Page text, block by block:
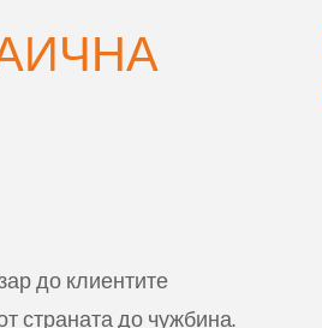
значително и играчите
печалбите
до клиентите
страната до чужбина.